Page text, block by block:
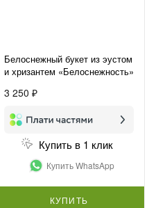
Белоснежный букет из эустом
и хризантем «Белоснежность»
3 250 ₽
Купить в 1 клик
Купить WhatsApp
КУПИТЬ